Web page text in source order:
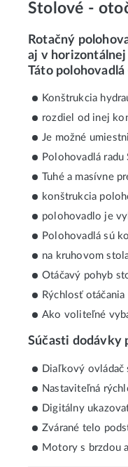
Stolové -
Rotačný
aj v
Táto
Konštrukcia
rozdiel od inej
Je možné
Polohovadlá
Tuhé a masívne
konštrukcia
polohovadlo je
Polohovadlá sú
na kruhovom
Otáčavý pohyb
Rýchlosť
Ako voliteľné
Súčasti dodávky
Diaľkový ovládač
Nastaviteľná
Digitálny
Zvárané telo
Motory s brzdou